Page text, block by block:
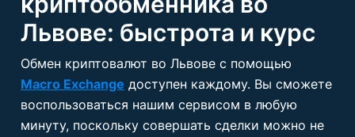
Львове: быстрота и курс
Обмен криптовалют во Львове с помощью
Macro Exchange доступен каждому. Вы сможете
воспользоваться нашим сервисом в любую
минуту, поскольку совершать сделки можно не